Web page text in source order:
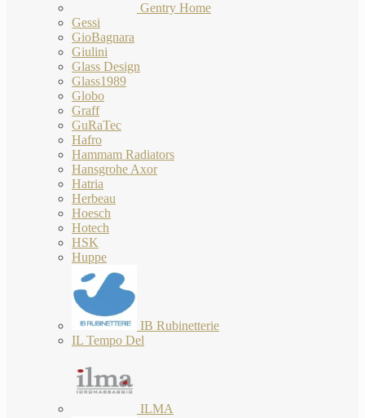
Gentry Home
Gessi
GioBagnara
Giulini
Glass Design
Glass1989
Globo
Graff
GuRaTec
Hafro
Hammam Radiators
Hansgrohe Axor
Hatria
Herbeau
Hoesch
Hotech
HSK
Huppe
IB Rubinetterie
IL Tempo Del
ILMA